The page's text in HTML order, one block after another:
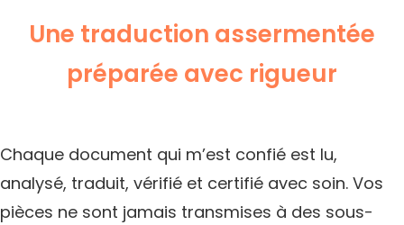
Une traduction assermentée
préparée avec rigueur
Chaque document qui m’est confié est lu,
analysé, traduit, vérifié et certifié avec soin. Vos
pièces ne sont jamais transmises à des sous-